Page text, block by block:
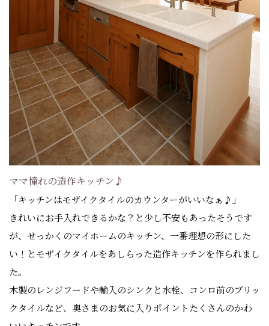
ママ憧れの造作キッチン♪
「キッチンはモザイクタイルのカウンターがいいなぁ♪」
きれいにお手入れできるかな？と少し不安もあったそうです
が、せっかくのマイホームのキッチン、一番理想の形にした
い！とモザイクタイルをあしらった造作キッチンを作られまし
た。
木製のレンジフードや輸入のシンクと水栓、コンロ前のブリッ
クタイルなど、奥さまのお気に入りポイントたくさんのかわ